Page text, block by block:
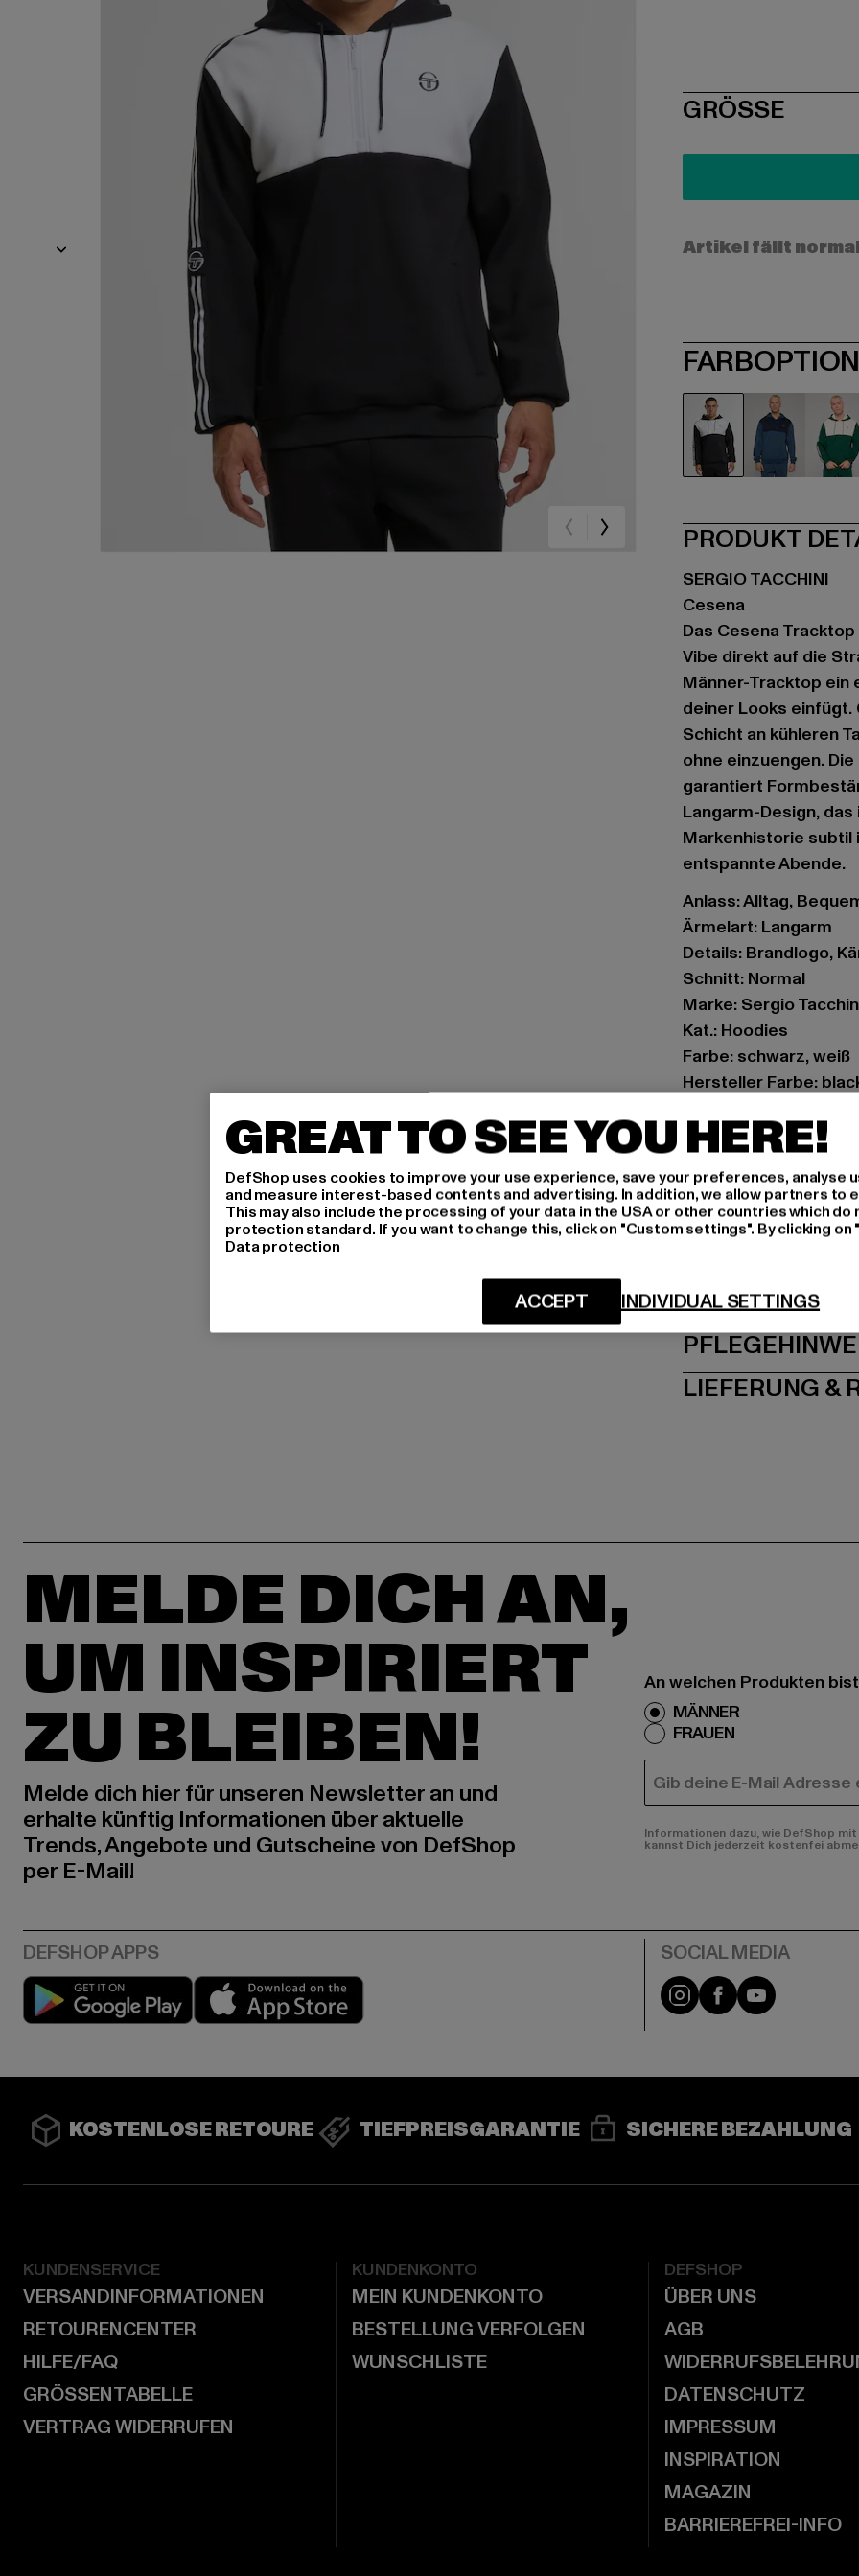
SIZE
GRÖSSE
Artikel fällt
PRODUKT
SERGIO TACCHINI
Cesena
Das Cesena
Vibe direkt auf die
Männer-Tracktop ein
deiner Looks
Schicht an kühleren
ohne einzuengen.
garantiert
Langarm-Design,
Markenhistorie subtil
entspannte Abende.
Anlass: Alltag,
Ärmelart: Langarm
Details: Brandlogo,
Schnitt: Normal
Marke: Sergio
Kat.: Hoodies
Farbe: schwarz, weiß
Hersteller Farbe:
Elasthan
Art.Nr: ST41173-00826
Hersteller: Movin
RN8 Quartier
GRÖSSE
LIEFERUNG &
MELDE DICH AN,
UM INSPIRIERT
ZU BLEIBEN!
Melde dich hier für unseren Newsletter an und
erhalte künftig Informationen über aktuelle
Trends, Angebote und Gutscheine von DefShop
per E-Mail!
An welchen Produkten
MÄNNER
FRAUEN
E-MAIL
Informationen dazu, wie DefShop
kannst Dich jederzeit kostenfei
Play market Instagram
FacebookYouTube
KOSTENLOSE RETOURE TIEFPREISGARANTIE SICHERE BEZAHLUNG
KUNDENSERVICE
VERSANDINFORMATIONEN
RETOURENCENTER
HILFE/FAQ
GRÖSSENTABELLE
VERTRAG WIDERRUFEN
KUNDENKONTO
MEIN KUNDENKONTO
BESTELLUNG VERFOLGEN
WUNSCHLISTE
DEFSHOP
ÜBER UNS
AGB
DATENSCHUTZ
IMPRESSUM
INSPIRATION
MAGAZIN
BARRIEREFREI-INFO
GREAT TO SEE YOU HERE!
DefShop uses cookies to improve your use experience, save your preferences, analyse
and measure interest-based contents and advertising. In addition, we allow partners to
This may also include the processing of your data in the USA or other countries which do
protection standard. If you want to change this, click on "Custom settings". By clicking
Data protection
INDIVIDUAL SETTINGS
ACCEPT